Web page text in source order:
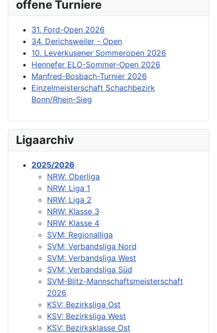
offene Turniere
31. Ford-Open 2026
34. Derichsweiler - Open
10. Leverkusener Sommeropen 2026
Hennefer ELO-Sommer-Open 2026
Manfred-Bosbach-Turnier 2026
Einzelmeisterschaft Schachbezirk
Bonn/Rhein-Sieg
Ligaarchiv
2025/2026
NRW: Oberliga
NRW: Liga 1
NRW: Liga 2
NRW: Klasse 3
NRW: Klasse 4
SVM: Regionalliga
SVM: Verbandsliga Nord
SVM: Verbandsliga West
SVM: Verbandsliga Süd
SVM-Blitz-Mannschaftsmeisterschaft
2026
KSV: Bezirksliga Ost
KSV: Bezirksliga West
KSV: Bezirksklasse Ost